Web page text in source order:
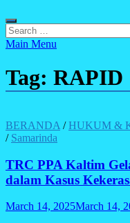
Search
for:
Main Menu
Tag: RAPID
BERANDA /HUKUM &
/ Samarinda
TRC PPA Kaltim
dalam Kasus
March 14, 2025March 14,